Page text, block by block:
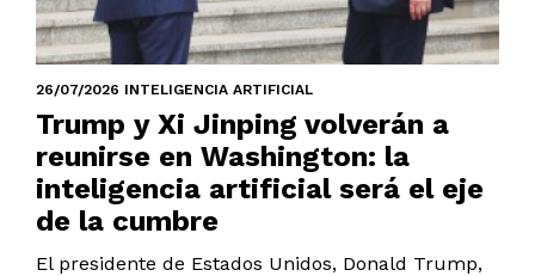
26/07/2026 INTELIGENCIA ARTIFICIAL
Trump y Xi Jinping volverán a
reunirse en Washington: la
inteligencia artificial será el eje
de la cumbre
El presidente de Estados Unidos, Donald Trump,